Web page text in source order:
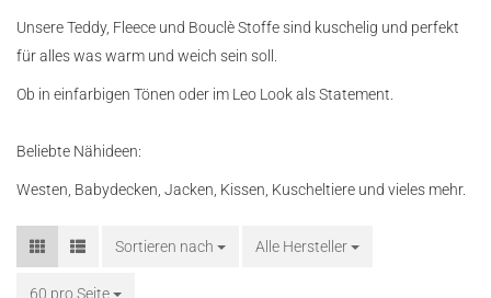
Unsere Teddy, Fleece und Bouclè Stoffe sind kuschelig und perfekt
für alles was warm und weich sein soll.
Ob in einfarbigen Tönen oder im Leo Look als Statement.
Beliebte Nähideen:
Westen, Babydecken, Jacken, Kissen, Kuscheltiere und vieles mehr.
Sortieren nach
Sortieren nach Alle Hersteller
60 pro Seite
pro Seite